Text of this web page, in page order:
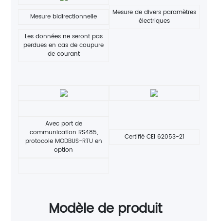
Mesure bidirectionnelle
Mesure de divers paramètres
électriques
Les données ne seront pas
perdues en cas de coupure
de courant
Avec port de
communication RS485,
protocole MODBUS-RTU en
option
Certifié CEI 62053-21
Modèle de produit